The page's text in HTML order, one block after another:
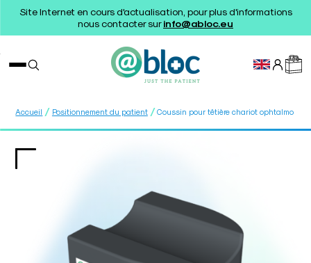
Site Internet en cours d'actualisation, pour plus d'informations
nous contacter surinfo@abloc.eu
Accueil / Positionnement du patient / Coussin pour têtière chariot ophtalmo